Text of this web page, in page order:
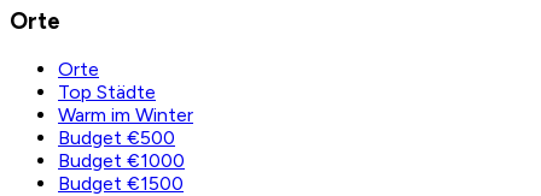
Orte
Orte
Top Städte
Warm im Winter
Budget €500
Budget €1000
Budget €1500